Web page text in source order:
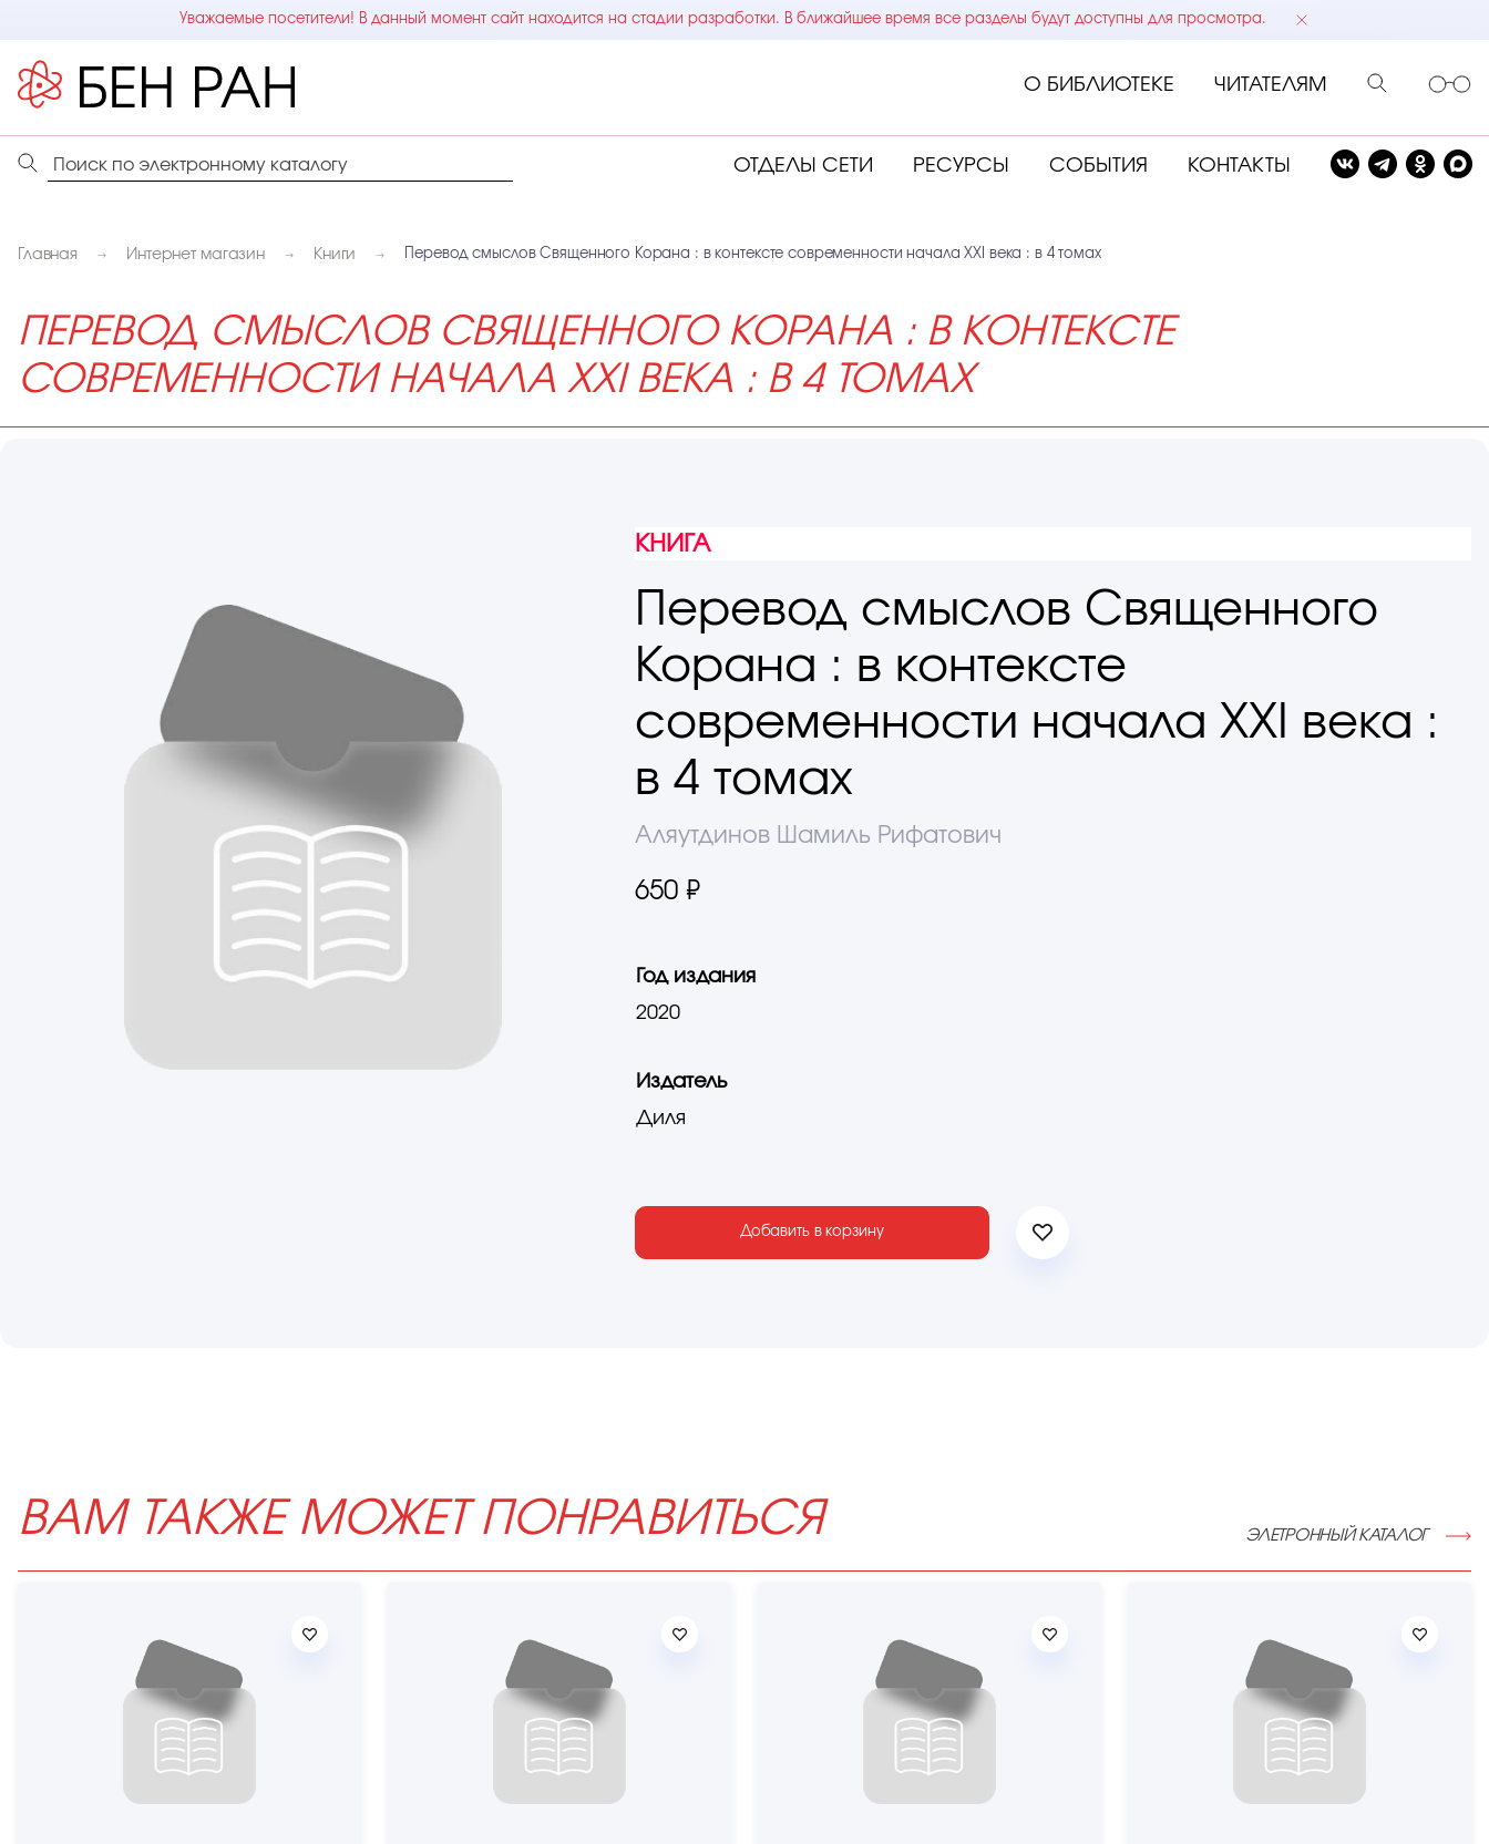
Уважаемые посетители! В данный момент сайт находится на стадии разработки. В ближайшее время все разделы будут доступны для просмотра.
О БИБЛИОТЕКЕ ЧИТАТЕЛЯМ
ОТДЕЛЫ СЕТИ РЕСУРСЫ СОБЫТИЯ КОНТАКТЫ
Главная Интернет магазин Книги Перевод смыслов Священного Корана : в контексте современности начала XXI века : в 4 томах
ПЕРЕВОД СМЫСЛОВ СВЯЩЕННОГО КОРАНА : В КОНТЕКСТЕ
СОВРЕМЕННОСТИ НАЧАЛА XXI ВЕКА : В 4 ТОМАХ
КНИГА
Перевод смыслов Священного
Корана : в контексте
современности начала XXI века :
в 4 томах
Аляутдинов Шамиль Рифатович
650 ₽
Год издания
2020
Издатель
Диля
Добавить в корзину
ВАМ ТАКЖЕ МОЖЕТ ПОНРАВИТЬСЯ ЭЛЕТРОННЫЙ КАТАЛОГ